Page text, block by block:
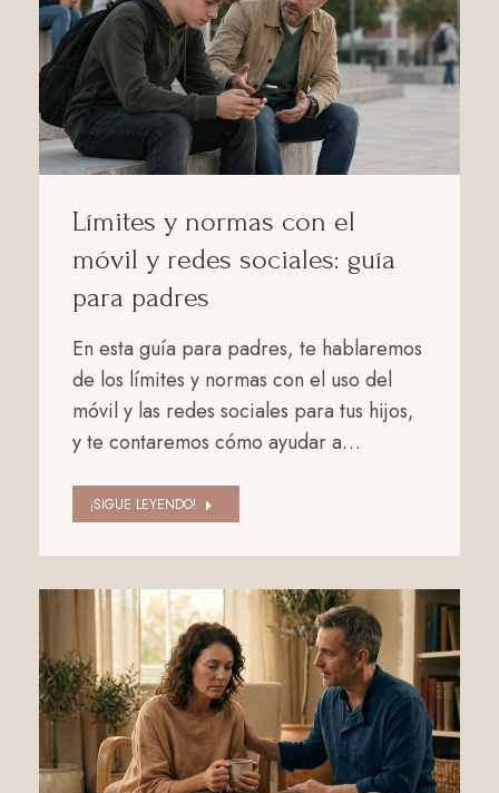
Límites y normas con el
móvil y redes sociales: guía
para padres
En esta guía para padres, te hablaremos
de los límites y normas con el uso del
móvil y las redes sociales para tus hijos,
y te contaremos cómo ayudar a…
¡SIGUE LEYENDO!